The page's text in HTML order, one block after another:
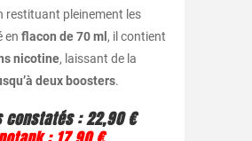
restituant pleinement les
en flacon de 70 ml , il contient
nicotine, laissant de la
deux boosters.
constatés:22,90 €